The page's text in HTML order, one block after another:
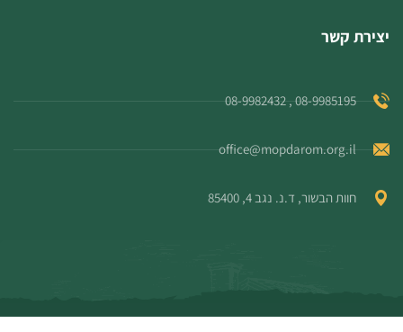
יצירת קשר
08-9985195 , 08-9982432
office@mopdarom.org.il
חוות הבשור, ד.נ. נגב 4, 85400